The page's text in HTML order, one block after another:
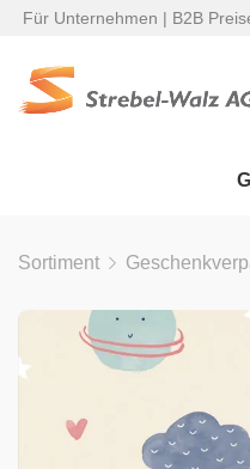
Für Unternehmen | B2B
Sortiment